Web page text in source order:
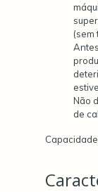
(sem
Não
de